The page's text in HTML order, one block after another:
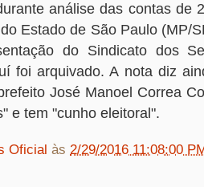
análise das contas de
Estado de São Paulo (MP/
do Sindicato dos
foi arquivado. A nota diz
José Manoel Correa
e tem "cunho eleitoral".
Oficial às 2/29/2016 11:08:00